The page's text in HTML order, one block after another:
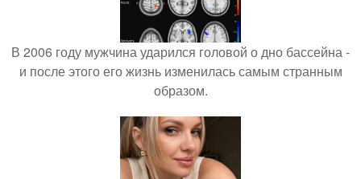
В 2006 году мужчина ударился головой о дно бассейна -
и после этого его жизнь изменилась самым странным
образом.